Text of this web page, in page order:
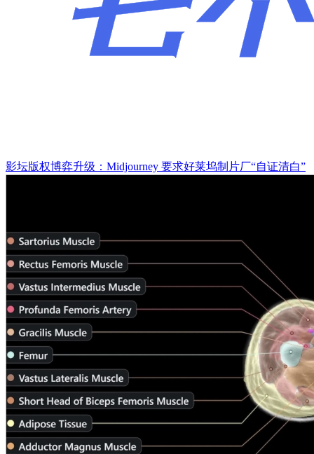
影坛版权博弈升级：Midjourney 要求好莱坞制片厂“自证清白”